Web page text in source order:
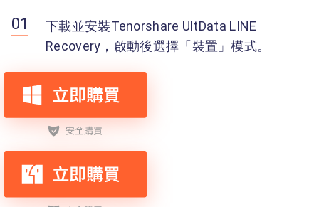
下載並安裝Tenorshare UltData LINE
Recovery，啟動後選擇「裝置」模式。